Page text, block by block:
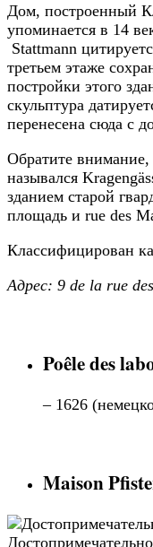
Дом, построенный
упоминается в 14
Stattmann
третьем этаже
постройки этого
скульптура
перенесена сюда с
Обратите внимание,
назывался
зданием старой
площадь и rue des
Классифицирован
Адрес: 9 de la rue
Poêle des
– 1626
Maison